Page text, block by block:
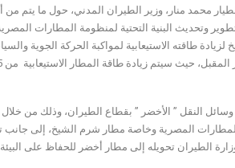
محمد منار، وزير الطيران المدني، حول ما يتم من
وتحديث البنية التحتية لمنظومة المطارات
طاقته الاستيعابية لمواكبة الحركة الجوية
وسائل النقل ” الأخضر ” بقطاع الطيران، وذلك من
المصرية وخاصة مطار شرم الشيخ، إلى
الطيران تحويله إلى مطار أخضر للحفاظ على البيئة.